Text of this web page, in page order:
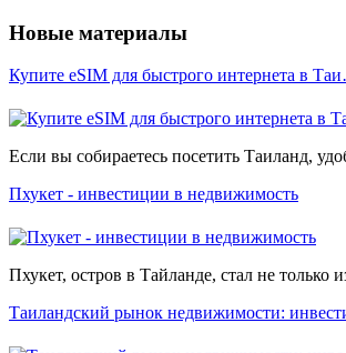
Новые материалы
Купите eSIM для быстрого интернета в
Если вы собираетесь посетить Таиланд,
Пхукет - инвестиции в недвижимость
Пхукет, остров в Тайланде, стал не
Таиландский рынок недвижимости: